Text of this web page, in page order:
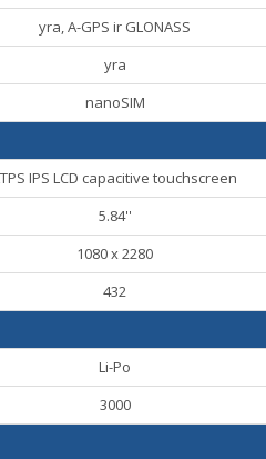
yra, A-GPS ir GLONASS
yra
nanoSIM
IPS LCD capacitive touchscreen
5.84''
1080 x 2280
432
Li-Po
3000